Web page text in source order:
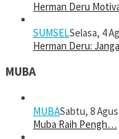
Herman Deru
SUMSELSelasa, 4
Herman Deru:
MUBA
MUBASabtu, 8
Muba Raih Pengh…